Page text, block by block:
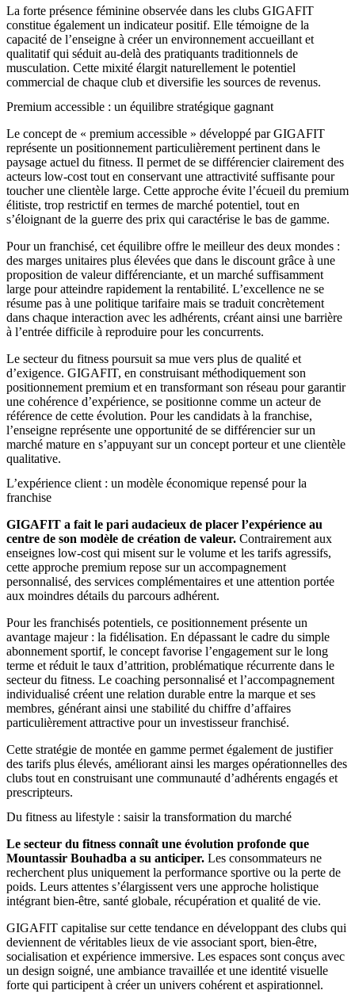
La forte présence féminine observée dans les clubs GIGAFIT
constitue également un indicateur positif. Elle témoigne de la
capacité de l’enseigne à créer un environnement accueillant et
qualitatif qui séduit au-delà des pratiquants traditionnels de
musculation. Cette mixité élargit naturellement le potentiel
commercial de chaque club et diversifie les sources de revenus.
Premium accessible : un équilibre stratégique gagnant
Le concept de « premium accessible » développé par GIGAFIT
représente un positionnement particulièrement pertinent dans le
paysage actuel du fitness. Il permet de se différencier clairement des
acteurs low-cost tout en conservant une attractivité suffisante pour
toucher une clientèle large. Cette approche évite l’écueil du premium
élitiste, trop restrictif en termes de marché potentiel, tout en
s’éloignant de la guerre des prix qui caractérise le bas de gamme.
Pour un franchisé, cet équilibre offre le meilleur des deux mondes :
des marges unitaires plus élevées que dans le discount grâce à une
proposition de valeur différenciante, et un marché suffisamment
large pour atteindre rapidement la rentabilité. L’excellence ne se
résume pas à une politique tarifaire mais se traduit concrètement
dans chaque interaction avec les adhérents, créant ainsi une barrière
à l’entrée difficile à reproduire pour les concurrents.
Le secteur du fitness poursuit sa mue vers plus de qualité et
d’exigence. GIGAFIT, en construisant méthodiquement son
positionnement premium et en transformant son réseau pour garantir
une cohérence d’expérience, se positionne comme un acteur de
référence de cette évolution. Pour les candidats à la franchise,
l’enseigne représente une opportunité de se différencier sur un
marché mature en s’appuyant sur un concept porteur et une clientèle
qualitative.
L’expérience client : un modèle économique repensé pour la
franchise
GIGAFIT a fait le pari audacieux de placer l’expérience au
centre de son modèle de création de valeur. Contrairement aux
enseignes low-cost qui misent sur le volume et les tarifs agressifs,
cette approche premium repose sur un accompagnement
personnalisé, des services complémentaires et une attention portée
aux moindres détails du parcours adhérent.
Pour les franchisés potentiels, ce positionnement présente un
avantage majeur : la fidélisation. En dépassant le cadre du simple
abonnement sportif, le concept favorise l’engagement sur le long
terme et réduit le taux d’attrition, problématique récurrente dans le
secteur du fitness. Le coaching personnalisé et l’accompagnement
individualisé créent une relation durable entre la marque et ses
membres, générant ainsi une stabilité du chiffre d’affaires
particulièrement attractive pour un investisseur franchisé.
Cette stratégie de montée en gamme permet également de justifier
des tarifs plus élevés, améliorant ainsi les marges opérationnelles des
clubs tout en construisant une communauté d’adhérents engagés et
prescripteurs.
Du fitness au lifestyle : saisir la transformation du marché
Le secteur du fitness connaît une évolution profonde que
Mountassir Bouhadba a su anticiper. Les consommateurs ne
recherchent plus uniquement la performance sportive ou la perte de
poids. Leurs attentes s’élargissent vers une approche holistique
intégrant bien-être, santé globale, récupération et qualité de vie.
GIGAFIT capitalise sur cette tendance en développant des clubs qui
deviennent de véritables lieux de vie associant sport, bien-être,
socialisation et expérience immersive. Les espaces sont conçus avec
un design soigné, une ambiance travaillée et une identité visuelle
forte qui participent à créer un univers cohérent et aspirationnel.